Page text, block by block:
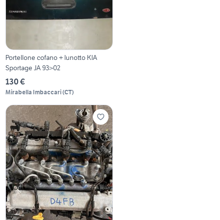
Portellone cofano + lunotto KIA
Sportage JA 93>02
130 €
Mirabella Imbaccari(CT)